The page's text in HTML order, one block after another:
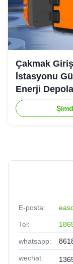
Çakmak
İstasyonu
Enerji
E-posta:
Tel:
whatsapp:
wechat: